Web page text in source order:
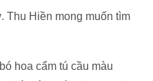
Thu Hiền mong muốn tìm
hoa cẩm tú cầu màu